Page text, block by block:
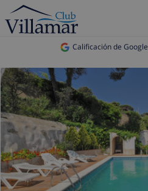
Calificación de Google